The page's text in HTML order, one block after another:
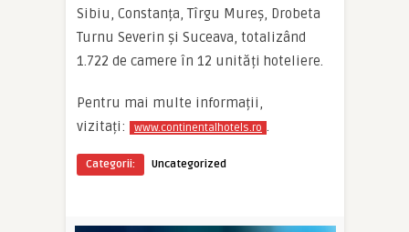
Sibiu, Constanța, Tîrgu Mureș, Drobeta
Turnu Severin și Suceava, totalizând
1.722 de camere în 12 unități hoteliere.
Pentru mai multe informații,
vizitați:
www.continentalhotels.ro .
Categorii: Uncategorized